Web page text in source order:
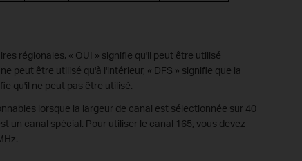
régionales, « OUI » signifie qu'il peut être utilisé
peut être utilisé qu'à l'intérieur, « DFS » signifie que la
qu'il ne peut pas être utilisé.
lorsque la largeur de canal est sélectionnée sur 40
un canal spécial. Pour utiliser le canal 165, vous devez